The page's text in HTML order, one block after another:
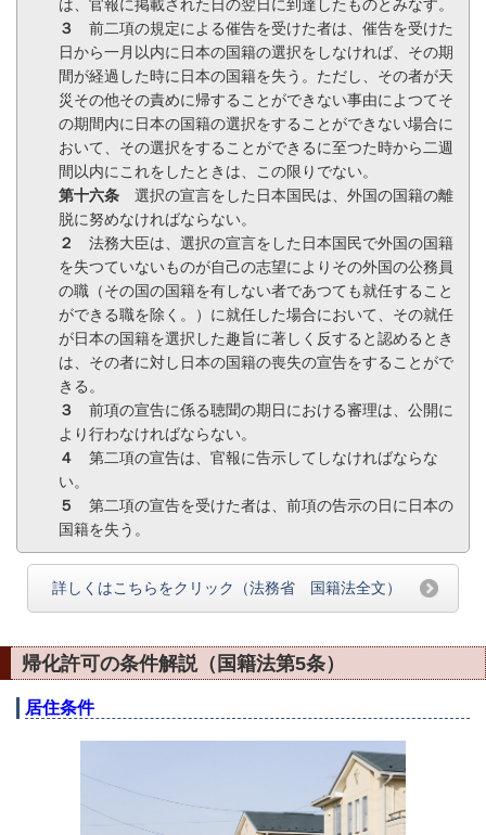
は、官報に掲載された日の翌日に到達したものとみなす。
３
前二項の規定による催告を受けた者は、催告を受けた
日から一月以内に日本の国籍の選択をしなければ、その期
間が経過した時に日本の国籍を失う。ただし、その者が天
災その他その責めに帰することができない事由によつてそ
の期間内に日本の国籍の選択をすることができない場合に
おいて、その選択をすることができるに至つた時から二週
間以内にこれをしたときは、この限りでない。
第十六条 選択の宣言をした日本国民は、外国の国籍の離
脱に努めなければならない。
２
法務大臣は、選択の宣言をした日本国民で外国の国籍
を失つていないものが自己の志望によりその外国の公務員
の職（その国の国籍を有しない者であつても就任すること
ができる職を除く。）に就任した場合において、その就任
が日本の国籍を選択した趣旨に著しく反すると認めるとき
は、その者に対し日本の国籍の喪失の宣告をすることがで
きる。
３
前項の宣告に係る聴聞の期日における審理は、公開に
より行わなければならない。
４
第二項の宣告は、官報に告示してしなければならな
い。
５
第二項の宣告を受けた者は、前項の告示の日に日本の
国籍を失う。
詳しくはこちらをクリック（法務省 国籍法全文）
帰化許可の条件解説（国籍法第5条）
居住条件